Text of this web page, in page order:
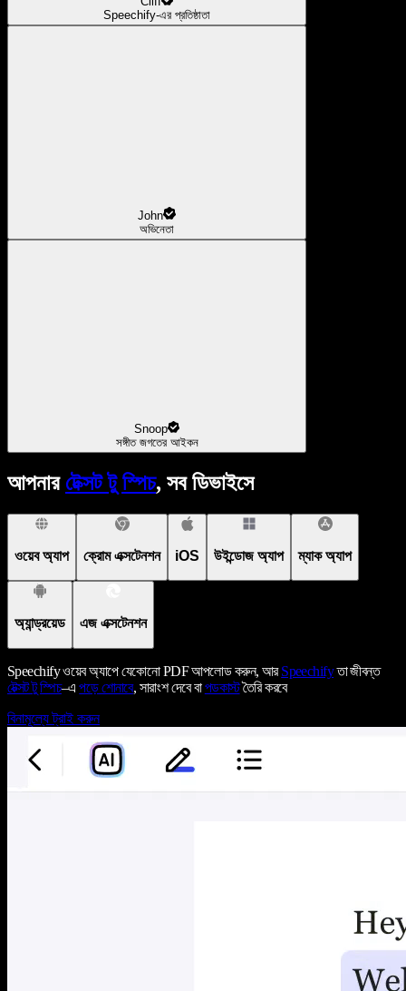
Speechify-এর প্রতিষ্ঠাতা
John
অভিনেতা
Snoop
সঙ্গীত জগতের আইকন
আপনার টেক্সট টু স্পিচ, সব ডিভাইসে
ওয়েব অ্যাপ ক্রোম এক্সটেনশন iOS উইন্ডোজ অ্যাপ ম্যাক অ্যাপ
অ্যান্ড্রয়েড এজ এক্সটেনশন
Speechify ওয়েব অ্যাপে যেকোনো PDF আপলোড করুন, আরSpeechifyতা জীবন্ত
টেক্সট টু স্পিচ–এপড়ে শোনাবে, সারাংশ দেবে বাপডকাস্টতৈরি করবে
বিনামূল্যে ট্রাই করুন